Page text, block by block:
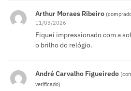
Arthur Moraes Ribeiro
11/03/2026
Fiquei impressionado com a
o brilho do relógio.
André Carvalho Figueiredo
verificado)